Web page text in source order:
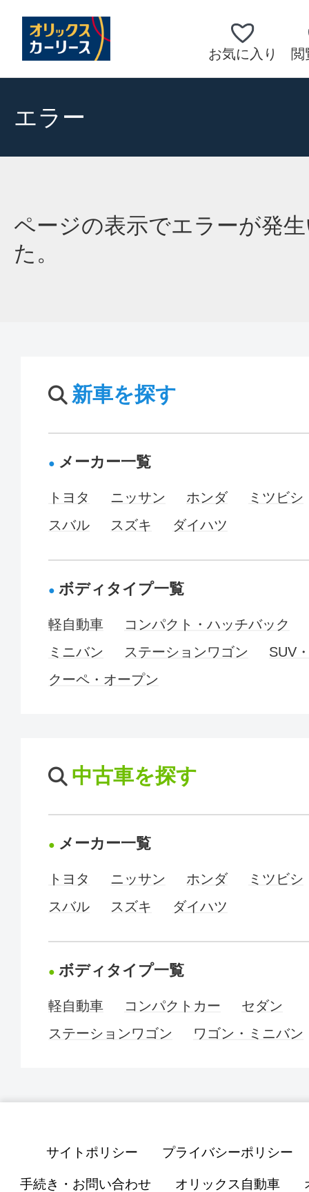
お気に入り 閲
エラー
ページの表示でエラーが発
た。
新車を探す
メーカー一覧
トヨタ ニッサン ホンダ
ミツビシ
スバル
スズキ ダイハツ
ボディタイプ一覧
軽自動車
コンパクト・ハッチバック
ミニバン
ステーションワゴン
SUV
クーペ・オープン
中古車を探す
メーカー一覧
トヨタ ニッサン ホンダ
ミツビシ
スバル
スズキ ダイハツ
ボディタイプ一覧
軽自動車 コンパクトカー
セダン
ステーションワゴン
ワゴン・ミニバン
サイトポリシー プライバシーポリシー
手続き・お問い合わせ オリックス自動車